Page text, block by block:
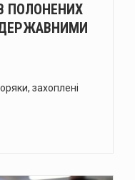
ПОЛОНЕНИХ
ДЕРЖАВНИМИ
захоплені